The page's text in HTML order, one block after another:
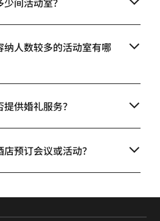
人数较多的活动室有哪
供婚礼服务？
预订会议或活动？